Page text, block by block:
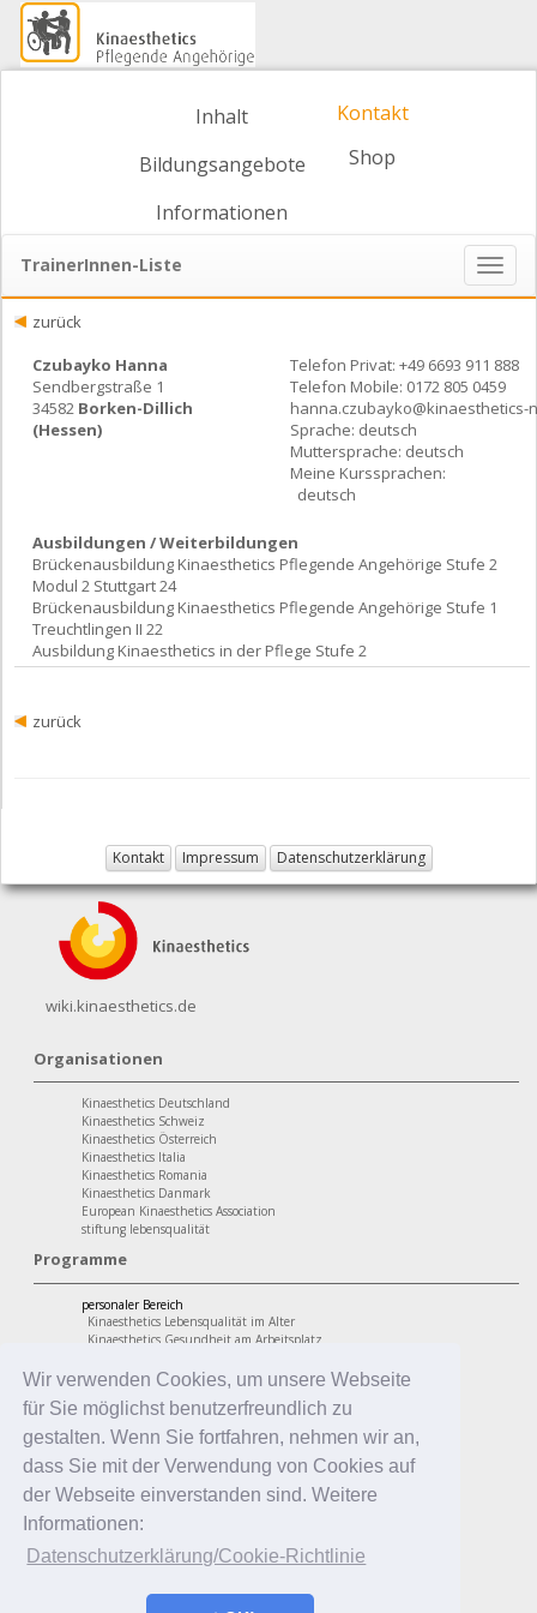
Wir verwenden Cookies, um unsere Webseite
für Sie möglichst benutzerfreundlich zu
gestalten. Wenn Sie fortfahren, nehmen wir an,
dass Sie mit der Verwendung von Cookies auf
der Webseite einverstanden sind. Weitere
Informationen:
Datenschutzerklärung/Cookie-Richtlinie
Inhalt
Bildungsangebote
Informationen
Kontakt
Shop
TrainerInnen-Liste
ein-/
zurück
Czubayko Hanna
Sendbergstraße 1
34582 Borken-Dillich
(Hessen)
Telefon Privat: +49 6693 911 888
Telefon Mobile: 0172 805 0459
hanna.czubayko@kinaesthetics-
Sprache: deutsch
Muttersprache: deutsch
Meine Kurssprachen:
deutsch
Ausbildungen / Weiterbildungen
Brückenausbildung Kinaesthetics Pflegende Angehörige Stufe 2
Modul 2 Stuttgart 24
Brückenausbildung Kinaesthetics Pflegende Angehörige Stufe 1
Treuchtlingen II 22
Ausbildung Kinaesthetics in der Pflege Stufe 2
zurück
Kontakt Impressum Datenschutzerklärung
wiki.kinaesthetics.de
Organisationen
Kinaesthetics Deutschland
Kinaesthetics Schweiz
Kinaesthetics Österreich
Kinaesthetics Italia
Kinaesthetics Romania
Kinaesthetics Danmark
European Kinaesthetics Association
stiftung lebensqualität
Programme
personaler Bereich
Kinaesthetics Lebensqualität im Alter
Kinaesthetics Gesundheit am Arbeitsplatz
professionaler Bereich
Kinaesthetics in der Pflege
Kinaesthetics Pflegende Angehörige
Kinaesthetics Infant Handling
Kinaesthetics in der Erziehung